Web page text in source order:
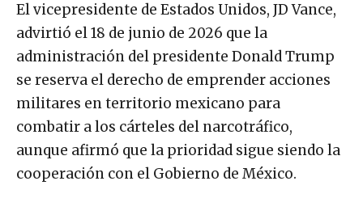
El vicepresidente de Estados Unidos, JD Vance,
advirtió el 18 de junio de 2026 que la
administración del presidente Donald Trump
se reserva el derecho de emprender acciones
militares en territorio mexicano para
combatir a los cárteles del narcotráfico,
aunque afirmó que la prioridad sigue siendo la
cooperación con el Gobierno de México.